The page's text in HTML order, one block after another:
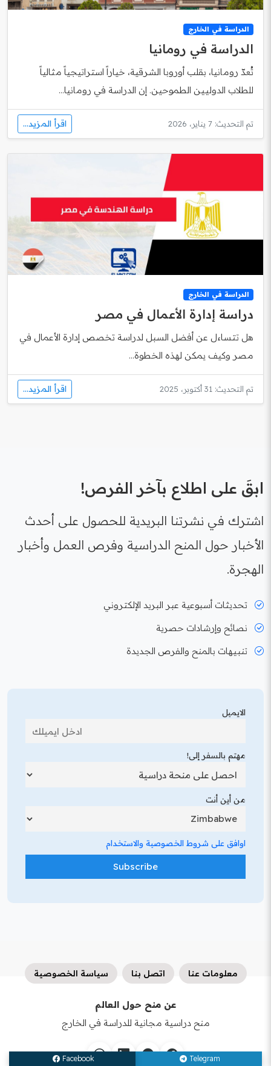
الدراسة في الخارج
الدراسة في رومانيا
تُعدّ رومانيا، بقلب أوروبا الشرقية، خياراً استراتيجياً مثالياً
للطلاب الدوليين الطموحين. إن الدراسة في رومانيا...
تم التحديث: 7 يناير، 2026 اقرأ المزيد...
الدراسة في الخارج
دراسة إدارة الأعمال في مصر
هل تتساءل عن أفضل السبل لدراسة تخصص إدارة الأعمال في
مصر وكيف يمكن لهذه الخطوة...
تم التحديث: 31 أكتوبر، 2025 اقرأ المزيد...
Telegram
Facebook
ابقَ على اطلاع بآخر الفرص!
اشترك في نشرتنا البريدية للحصول على أحدث
الأخبار حول المنح الدراسية وفرص العمل وأخبار
الهجرة.
تحديثات أسبوعية عبر البريد الإلكتروني
نصائح وإرشادات حصرية
تنبيهات بالمنح والفرص الجديدة
الايميل
مهتم بالسفر إلى!
من أين أنت
اوافق على شروط الخصوصية والاستخدام
معلومات عنا اتصل بنا سياسة الخصوصية
عن منح حول العالم
منح دراسية مجانية للدراسة في الخارج